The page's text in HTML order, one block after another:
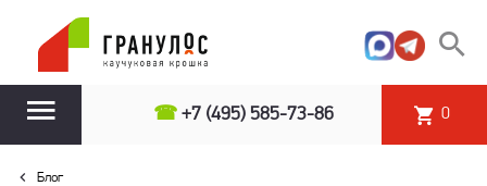
☎ +7 (495) 585-73-86 0
Блог